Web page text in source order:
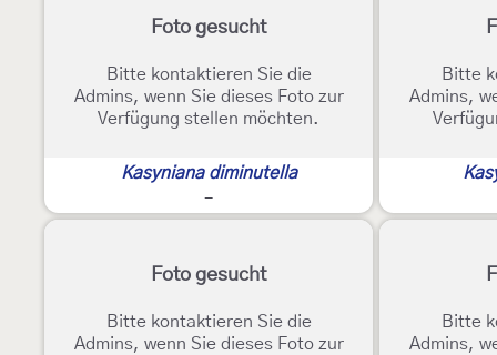
Foto gesucht
Bitte kontaktieren Sie die
Admins, wenn Sie dieses Foto zur
Verfügung stellen möchten.
Kasyniana diminutella
-
Bitte
Admins,
Foto gesucht
Bitte kontaktieren Sie die
Admins, wenn Sie dieses Foto zur
Bitte
Admins,